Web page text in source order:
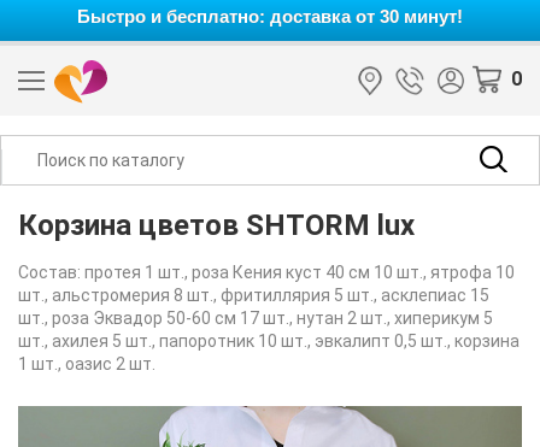
Быстро и бесплатно: доставка от 30 минут!
0
Корзина цветов SHTORM lux
Состав: протея 1 шт., роза Кения куст 40 см 10 шт., ятрофа 10
шт., альстромерия 8 шт., фритиллярия 5 шт., асклепиас 15
шт., роза Эквадор 50-60 см 17 шт., нутан 2 шт., хиперикум 5
шт., ахилея 5 шт., папоротник 10 шт., эвкалипт 0,5 шт., корзина
1 шт., оазис 2 шт.